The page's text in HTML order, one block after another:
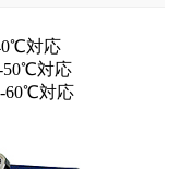
対応
50℃対応
60℃対応